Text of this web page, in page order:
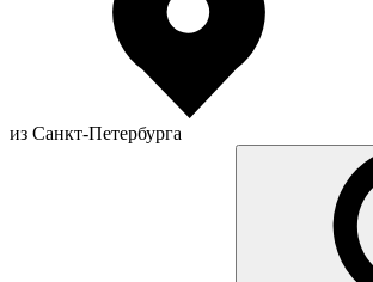
из Санкт-Петербурга